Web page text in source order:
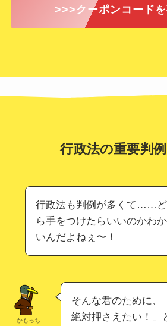
>>>クーポンコード
行政法の重要判
行政法も判例が多くて……
ら手をつけたらいいのかわ
いんだよねぇ〜！
かもっち
そんな君のために、
絶対押さえたい！」